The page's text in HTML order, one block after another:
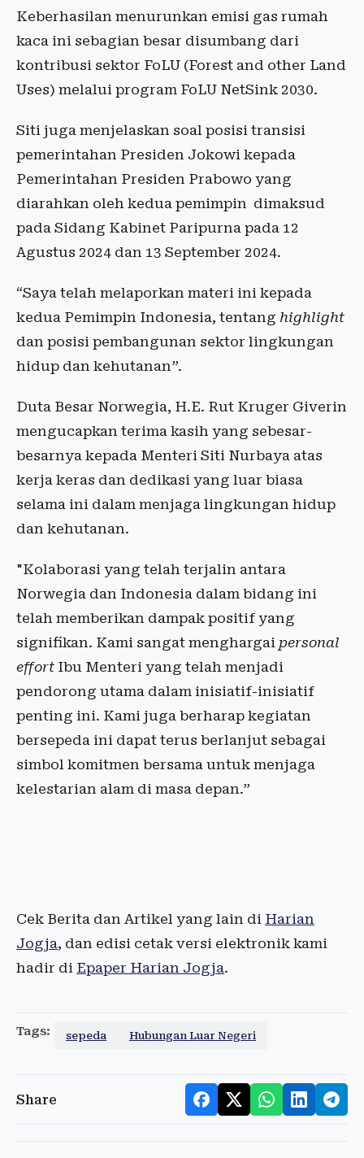
Keberhasilan menurunkan emisi gas rumah
kaca ini sebagian besar disumbang dari
kontribusi sektor FoLU (Forest and other Land
Uses) melalui program FoLU NetSink 2030.
Siti juga menjelaskan soal posisi transisi
pemerintahan Presiden Jokowi kepada
Pemerintahan Presiden Prabowo yang
diarahkan oleh kedua pemimpin dimaksud
pada Sidang Kabinet Paripurna pada 12
Agustus 2024 dan 13 September 2024.
“Saya telah melaporkan materi ini kepada
kedua Pemimpin Indonesia, tentang highlight
dan posisi pembangunan sektor lingkungan
hidup dan kehutanan”.
Duta Besar Norwegia, H.E. Rut Kruger Giverin
mengucapkan terima kasih yang sebesar-
besarnya kepada Menteri Siti Nurbaya atas
kerja keras dan dedikasi yang luar biasa
selama ini dalam menjaga lingkungan hidup
dan kehutanan.
"Kolaborasi yang telah terjalin antara
Norwegia dan Indonesia dalam bidang ini
telah memberikan dampak positif yang
signifikan. Kami sangat menghargai personal
effort Ibu Menteri yang telah menjadi
pendorong utama dalam inisiatif-inisiatif
penting ini. Kami juga berharap kegiatan
bersepeda ini dapat terus berlanjut sebagai
simbol komitmen bersama untuk menjaga
kelestarian alam di masa depan.”
Cek Berita dan Artikel yang lain di Harian
Jogja, dan edisi cetak versi elektronik kami
hadir di Epaper Harian Jogja.
Tags: sepeda Hubungan Luar Negeri
Share